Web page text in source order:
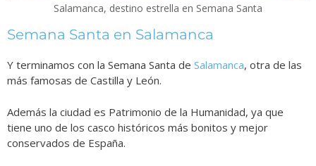
Salamanca, destino estrella en Semana Santa
Semana Santa en Salamanca
Y terminamos con la Semana Santa de Salamanca, otra de las
más famosas de Castilla y León.
Además la ciudad es Patrimonio de la Humanidad, ya que
tiene uno de los casco históricos más bonitos y mejor
conservados de España.